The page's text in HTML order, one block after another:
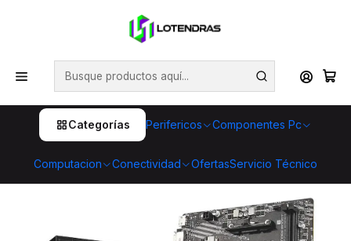
Categorías Perifericos Componentes Pc
Computacion Conectividad OfertasServicio Técnico
💥 ¡Compra HOY y retira GRATIS en tienda! 🏪🚀 Además,
aprovecha cientos de productos con Despacho Gratis 🛒📦
¡No dejes pasar esta oportunidad! 🔥
Inicio Componentes Pc
Placas Madres
Placa Madre MSI A520M-A PRO AM4 A520 Micro-ATX